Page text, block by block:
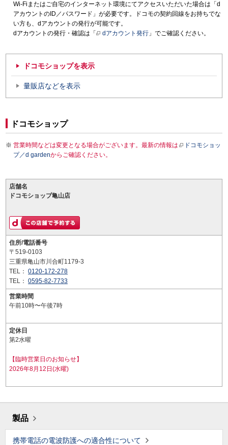
Wi-Fiまたはご自宅のインターネット環境にてアクセスいただいた場合は「d
アカウントのID／パスワード」が必要です。ドコモの契約回線をお持ちでな
い方も、dアカウントの発行が可能です。
dアカウントの発行・確認は「
dアカウント発行 」でご確認ください。
ドコモショップを表示
量販店などを表示
ドコモショップ
営業時間などは変更となる場合がございます。最新の情報は
ドコモショッ
プ／d gardenからご確認ください。
店舗名
ドコモショップ亀山店
住所/電話番号
〒519-0103
三重県亀山市川合町1179-3
TEL： 0120-172-278
TEL： 0595-82-7733
営業時間
午前10時〜午後7時
定休日
第2水曜
【臨時営業日のお知らせ】
2026年8月12日(水曜)
製品
携帯電話の電波防護への適合性について